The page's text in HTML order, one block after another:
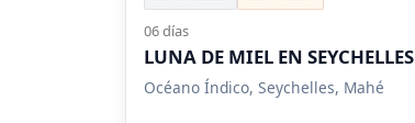
06 días
LUNA DE MIEL EN SEYCHELLES
Océano Índico, Seychelles, Mahé